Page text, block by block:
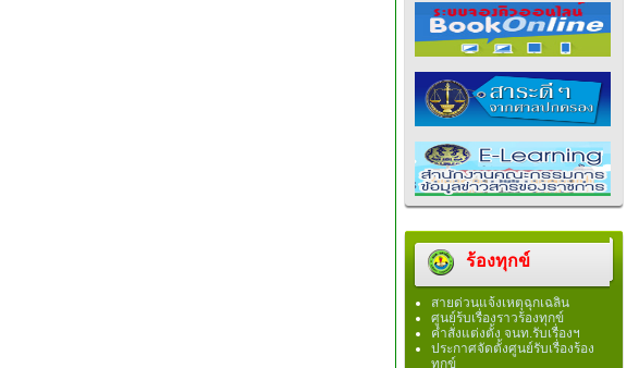
ร้องทุกข์
สายด่วนแจ้งเหตุฉุกเฉลิน
ศูนย์ร้บเรื่องราวร้องทุกข์
คำสั่งแต่งตั้ง จนท.รับเรื่องฯ
ประกาศจัดตั้งศูนย์รับเรื่องร้อง
ทุกข์